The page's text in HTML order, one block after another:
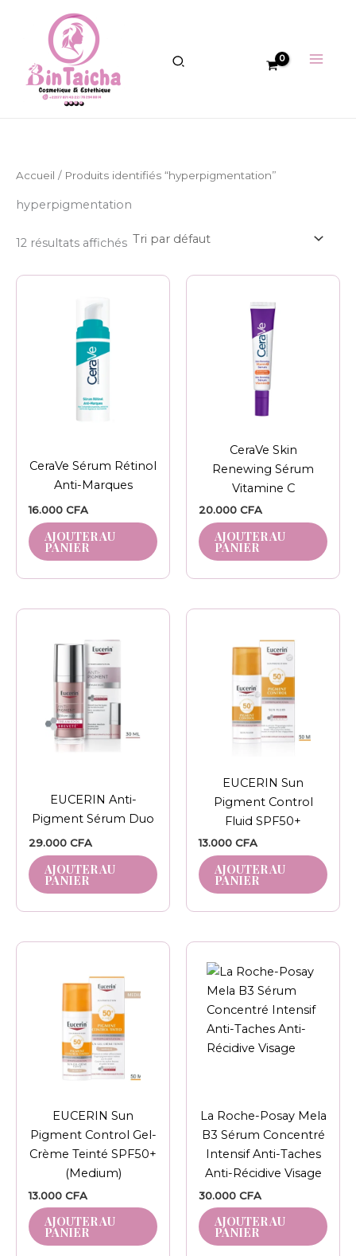
Accueil / Produits identifiés “hyperpigmentation”
hyperpigmentation
12 résultats affichés
CeraVe Sérum Rétinol
Anti-Marques
16.000 CFA
AJOUTER AU
PANIER
CeraVe Skin
Renewing Sérum
Vitamine C
20.000 CFA
AJOUTER AU
PANIER
EUCERIN Anti-
Pigment Sérum Duo
29.000 CFA
AJOUTER AU
PANIER
EUCERIN Sun
Pigment Control
Fluid SPF50+
13.000 CFA
AJOUTER AU
PANIER
EUCERIN Sun
Pigment Control Gel-
Crème Teinté SPF50+
(Medium)
13.000 CFA
AJOUTER AU
PANIER
La Roche-Posay Mela
B3 Sérum Concentré
Intensif Anti-Taches
Anti-Récidive Visage
30.000 CFA
AJOUTER AU
PANIER